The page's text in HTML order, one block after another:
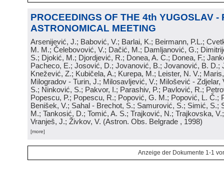
PROCEEDINGS OF THE 4th YUGOSLAV -
ASTRONOMICAL MEETING
Arsenijević, J.; Babović, V.; Barlai, K.; Beirmann, P.L.;
M. M.; Čelebovović, V.; Dačić, M.; Damljanović, G.;
S.; Djokić, M.; Djordjević, R.; Donea, A. C.; Donea, F.;
Pacheco, E.; Josović, D.; Jovanović, B.; Jovanović, B. D.;
Knežević, Z.; Kubičela, A.; Kurepa, M.; Leister, N. V.;
Milogradov - Turin, J.; Milosavljević, V.; Milošević - Zdjelar,
S.; Ninković, S.; Pakvor, I.; Parashiv, P.; Pavlović, R.;
Popescu, P.; Popescu, R.; Popović, G. M.; Popović, L. Č.;
Benišek, V.; Sahal - Brechot, S.; Samurović, S.; Simić, S.;
M.; Tankosić, D.; Tomić, A. S.; Trajković, N.; Trajkovska,
Vranješ, J.; Živkov, V. (Astron. Obs. Belgrade , 1998)
[more]
Anzeige der Dokumente 1-1